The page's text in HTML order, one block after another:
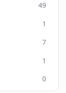
49
1
7
1
0